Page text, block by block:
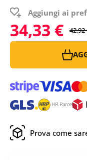
Aggiungi ai
34,33 € 42,92
Prova come